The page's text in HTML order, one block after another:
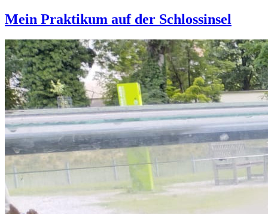
Mein Praktikum auf der Schlossinsel